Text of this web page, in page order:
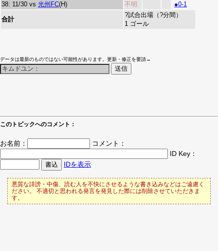
38: 11/30 vs 光州FC(H) 不明 ●0-1
合計
?試合出場（?分間）
1 ゴール
データは最新のものではない可能性があります。更新・修正を要請→
このトピックへのコメント：
お名前：
コメント：
ID Key：
IDを表示
悪質な誹謗・中傷、読む人を不快にさせるような書き込みなどはご遠慮く
ださい。 不適切と思われる発言を発見した際には削除させていただきま
す。